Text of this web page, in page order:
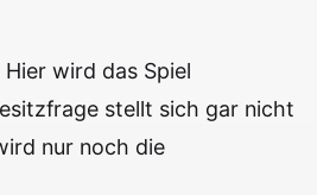
Hier wird das Spiel
stellt sich gar nicht
nur noch die